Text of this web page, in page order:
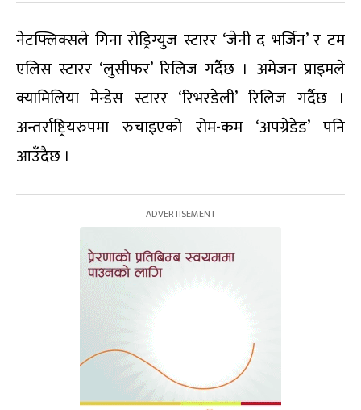
नेटफ्लिक्सले गिना रोड्रिग्युज स्टारर ‘जेनी द भर्जिन’ र टम
एलिस स्टारर ‘लुसीफर’ रिलिज गर्दैछ । अमेजन प्राइमले
क्यामिलिया मेन्डेस स्टारर ‘रिभरडेली’ रिलिज गर्दैछ ।
अन्तर्राष्ट्रियरुपमा रुचाइएको रोम-कम ‘अपग्रेडेड’ पनि
आउँदैछ ।